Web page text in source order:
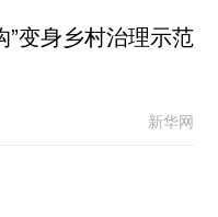
”变身乡村治理示范
新华网